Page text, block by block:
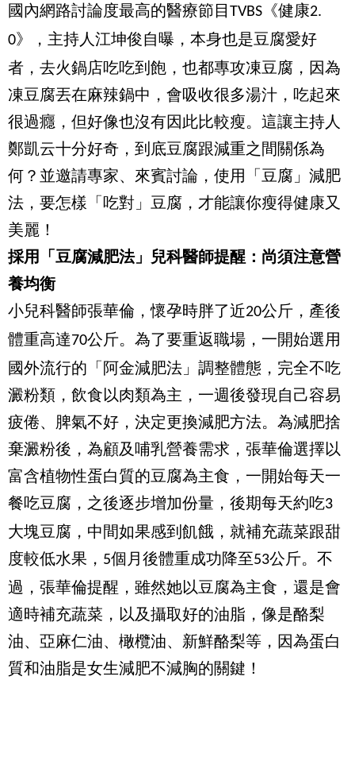
國內網路討論度最高的醫療節目 TVBS 《健康2.
0》，主持人江坤俊自曝，本身也是豆腐愛好
者，去火鍋店吃吃到飽，也都專攻凍豆腐，因為
凍豆腐丟在麻辣鍋中，會吸收很多湯汁，吃起來
很過癮，但好像也沒有因此比較瘦。這讓主持人
鄭凱云十分好奇，到底豆腐跟減重之間關係為
何？並邀請專家、來賓討論，使用「豆腐」減肥
法，要怎樣「吃對」豆腐，才能讓你瘦得健康又
美麗！
採用「豆腐減肥法」 兒科醫師提醒：尚須注意營
養均衡
小兒科醫師張華倫 ，懷孕時胖了近20公斤，產後
體重高達70公斤。 為了要重返職場， 一開始選用
國外流行的「阿金減肥法」 調整體態，完全不吃
澱粉類，飲食以肉類為主，一週後發現自己容易
疲倦、脾氣不好，決定更換減肥方法。 為減肥捨
棄澱粉後， 為顧及哺乳營養需求， 張華倫選擇以
富含植物性蛋白質的豆腐為主食， 一開始每天一
餐吃豆腐，之後逐步增加份量，後期每天約吃3
大塊豆腐， 中間如果感到飢餓，就補充蔬菜跟甜
度較低水果， 5個月後體重成功降至53公斤。 不
過， 張華倫提醒，雖然她以豆腐為主食，還是會
適時補充蔬菜， 以及攝取好的油脂，像是酪梨
油、亞麻仁油、橄欖油、新鮮酪梨等，因為蛋白
質和油脂是女生減肥不減胸的關鍵！